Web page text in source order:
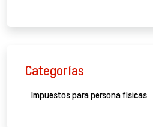
Categorías
Impuestos para persona físicas